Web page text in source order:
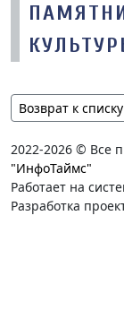
Возврат к списку
2022-2026 © Все
"ИнфоТаймс"
Работает на
Разработка